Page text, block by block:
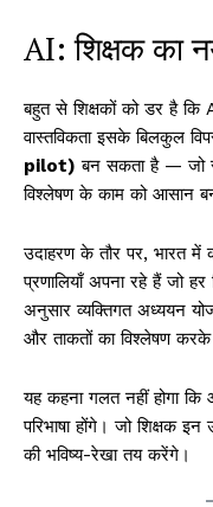
AI: शिक्षक का
बहुत से शिक्षकों को डर है
वास्तविकता इसके बिलकुल
pilot) बन सकता है — जो
विश्लेषण के काम को आसान
उदाहरण के तौर पर, भारत
प्रणालियाँ अपना रहे हैं जो
अनुसार व्यक्तिगत अध्ययन
और ताकतों का विश्लेषण करके
यह कहना गलत नहीं होगा कि
परिभाषा होंगे। जो शिक्षक
की भविष्य-रेखा तय करेंगे।